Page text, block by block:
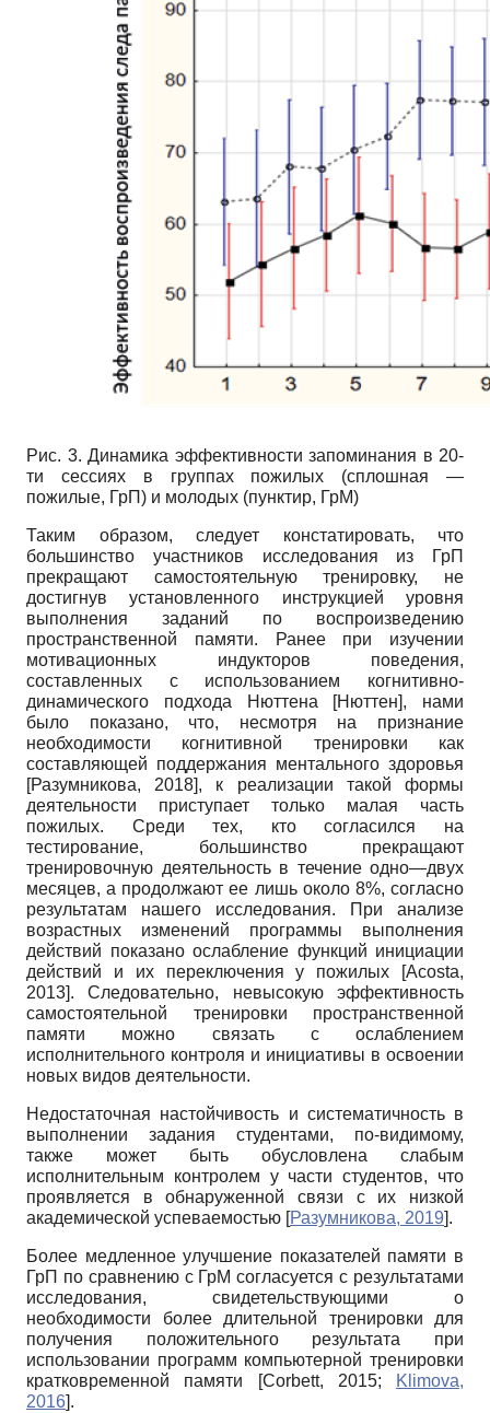
Рис. 3. Динамика эффективности запоминания в 20-
ти сессиях в группах пожилых (сплошная —
пожилые, ГрП) и молодых (пунктир, ГрМ)
Таким образом, следует констатировать, что
большинство участников исследования из ГрП
прекращают самостоятельную тренировку, не
достигнув установленного инструкцией уровня
выполнения заданий по воспроизведению
пространственной памяти. Ранее при изучении
мотивационных индукторов поведения,
составленных с использованием когнитивно-
динамического подхода Нюттена
[Нюттен], нами
было показано, что, несмотря на признание
необходимости когнитивной тренировки как
составляющей поддержания ментального здоровья
[Разумникова, 2018], к реализации такой формы
деятельности приступает только малая часть
пожилых. Среди тех, кто согласился на
тестирование, большинство прекращают
тренировочную деятельность в течение одно—двух
месяцев, а продолжают ее лишь около 8%, согласно
результатам нашего исследования. При анализе
возрастных изменений программы выполнения
действий показано ослабление функций инициации
действий и их переключения у пожилых
[Acosta,
2013]. Следовательно, невысокую эффективность
самостоятельной тренировки пространственной
памяти можно связать с ослаблением
исполнительного контроля и инициативы в освоении
новых видов деятельности.
Недостаточная настойчивость и систематичность в
выполнении задания студентами, по-видимому,
также может быть обусловлена слабым
исполнительным контролем у части студентов, что
проявляется в обнаруженной связи с их низкой
академической успеваемостью [Разумникова, 2019].
Более медленное улучшение показателей памяти в
ГрП по сравнению с ГрМ согласуется с результатами
исследования, свидетельствующими о
необходимости более длительной тренировки для
получения положительного результата при
использовании программ компьютерной тренировки
кратковременной памяти
[Corbett, 2015;
Klimova,
2016].